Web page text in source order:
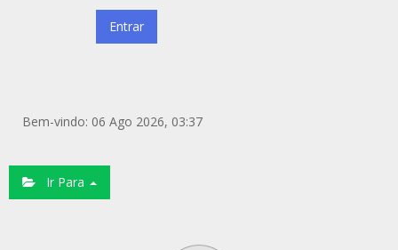
Bem-vindo: 06 Ago 2026, 03:37
Ir Para